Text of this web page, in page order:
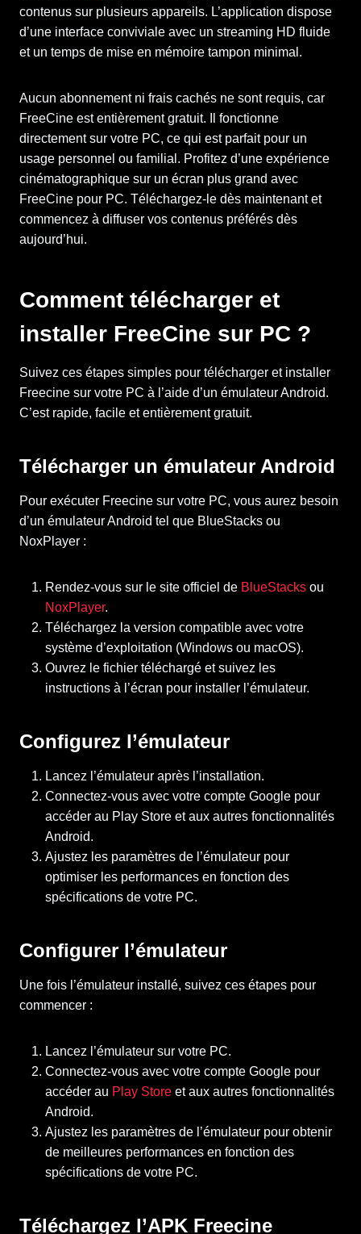
contenus sur plusieurs appareils. L’application dispose
d’une interface conviviale avec un streaming HD fluide
et un temps de mise en mémoire tampon minimal.
Aucun abonnement ni frais cachés ne sont requis, car
FreeCine est entièrement gratuit. Il fonctionne
directement sur votre PC, ce qui est parfait pour un
usage personnel ou familial. Profitez d’une expérience
cinématographique sur un écran plus grand avec
FreeCine pour PC. Téléchargez-le dès maintenant et
commencez à diffuser vos contenus préférés dès
aujourd’hui.
Comment télécharger et
installer FreeCine sur PC ?
Suivez ces étapes simples pour télécharger et installer
Freecine sur votre PC à l’aide d’un émulateur Android.
C’est rapide, facile et entièrement gratuit.
Télécharger un émulateur Android
Pour exécuter Freecine sur votre PC, vous aurez besoin
d’un émulateur Android tel que BlueStacks ou
NoxPlayer :
Rendez-vous sur le site officiel de BlueStacks ou
NoxPlayer.
Téléchargez la version compatible avec votre
système d’exploitation (Windows ou macOS).
Ouvrez le fichier téléchargé et suivez les
instructions à l’écran pour installer l’émulateur.
Configurez l’émulateur
Lancez l’émulateur après l’installation.
Connectez-vous avec votre compte Google pour
accéder au Play Store et aux autres fonctionnalités
Android.
Ajustez les paramètres de l’émulateur pour
optimiser les performances en fonction des
spécifications de votre PC.
Configurer l’émulateur
Une fois l’émulateur installé, suivez ces étapes pour
commencer :
Lancez l’émulateur sur votre PC.
Connectez-vous avec votre compte Google pour
accéder au Play Store et aux autres fonctionnalités
Android.
Ajustez les paramètres de l’émulateur pour obtenir
de meilleures performances en fonction des
spécifications de votre PC.
Téléchargez l’APK Freecine